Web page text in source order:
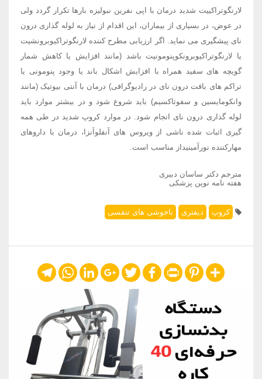
لارنگوتراکییت شدید درمان با اپی نفرین نبولیزه بارها تکرار گردد ولی
در عوض، در بسیاری از بیماران، این اقدام از نیاز به لوله گذاری درون
نای پیشگیری می نماید. اگر ارزیابی مطرح کننده لارنگوتراکیوبرونشیت
یا لارنگوتراکیوبرونکوپنومونیت باشد (مانند افزایش یا کاهش شمار
گویچه های سفید همراه با افزایش اشکال باند یا وجود پنومونی یا
تراکم های بافت درون نای در رادیوگرافی) درمان با آنتی بیوتیک (مانند
وانکومایسین و سفوتاکسیم) باید شروع شود و در بیشتر موارد باید
لوله گذاری درون نای انجام شود. در موارد کروپ شدید در طی همه
گیری اثبات شده ناشی از ویروس های آنفلوآنزا، درمان با داروهای
مهارکننده نورآمینیداز مناسب است.
مترجم دکتر ساسان دبیری
هفته نامه نوین پزشکی
کروپ دیفتری ناخوشی های تنفسی
Share
Pinterest
Print
Facebook
Twitter
Google+
LinkedIn
WhatsApp
Telegram